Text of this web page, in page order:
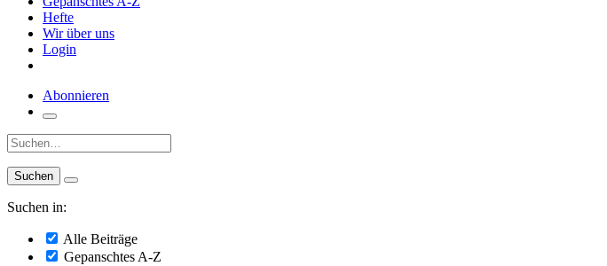
Hefte
Wir über uns
Login
Abonnieren
Suche:
Suchen in:
Alle Beiträge
Gepanschtes A-Z